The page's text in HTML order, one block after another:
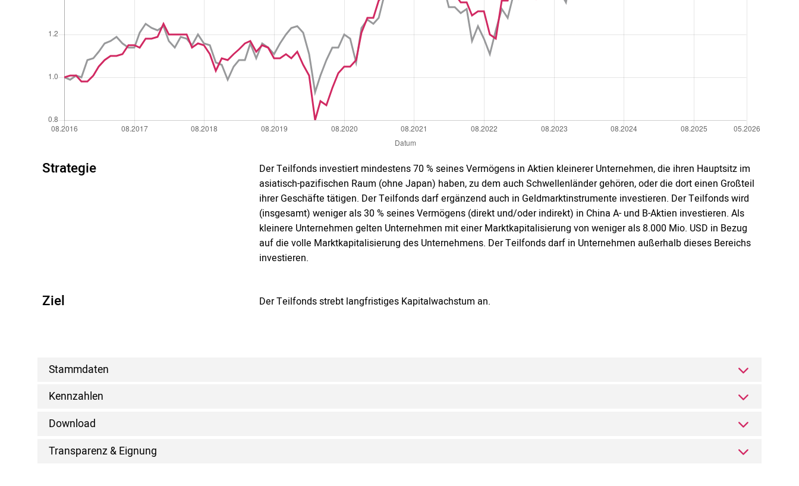
Strategie
Der Teilfonds investiert mindestens 70 % seines Vermögens in Aktien kleinerer Unternehmen, die ihren Hauptsitz im
asiatisch-pazifischen Raum (ohne Japan) haben, zu dem auch Schwellenländer gehören, oder die dort einen Großteil
ihrer Geschäfte tätigen. Der Teilfonds darf ergänzend auch in Geldmarktinstrumente investieren. Der Teilfonds wird
(insgesamt) weniger als 30 % seines Vermögens (direkt und/oder indirekt) in China A- und B-Aktien investieren. Als
kleinere Unternehmen gelten Unternehmen mit einer Marktkapitalisierung von weniger als 8.000 Mio. USD in Bezug
auf die volle Marktkapitalisierung des Unternehmens. Der Teilfonds darf in Unternehmen außerhalb dieses Bereichs
investieren.
Ziel Der Teilfonds strebt langfristiges Kapitalwachstum an.
Stammdaten
Kennzahlen
Download
Transparenz & Eignung